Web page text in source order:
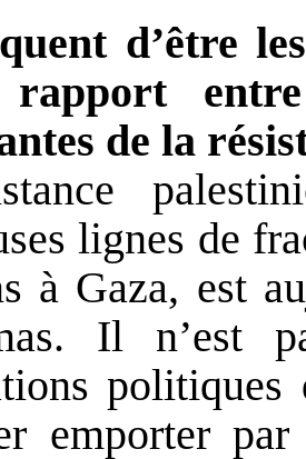
d’être
de la
lignes de
à Gaza, est
Il n’est
politiques
emporter